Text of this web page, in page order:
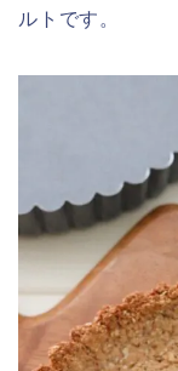
ルトです。